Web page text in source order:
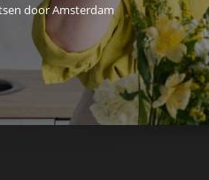
door Amsterdam